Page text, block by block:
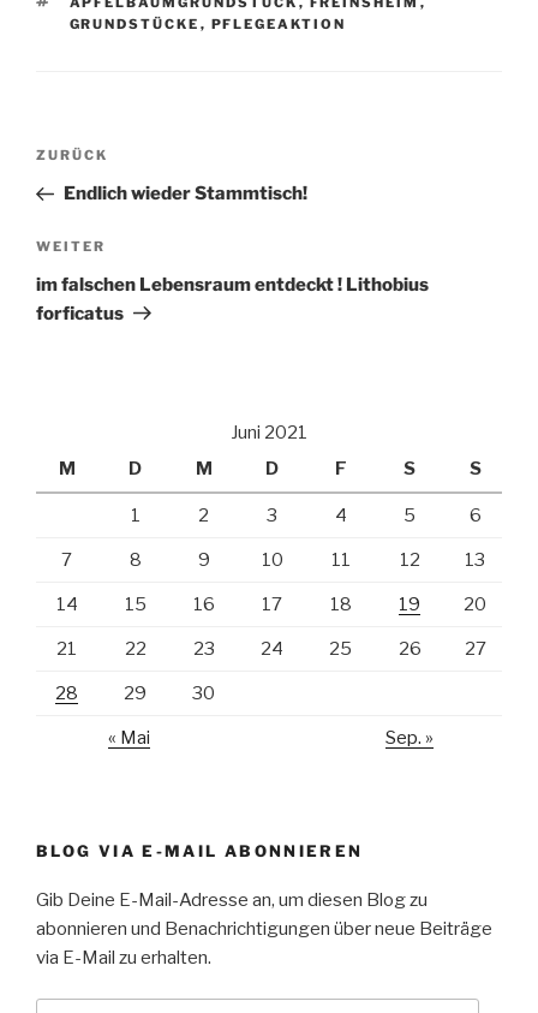
GRUNDSTÜCKE , PFLEGEAKTION
Beitragsnavigation
Vorheriger
Beitrag
ZURÜCK
Endlich wieder Stammtisch!
Nächster
Beitrag
WEITER
im falschen Lebensraum entdeckt ! Lithobius
forficatus
Juni 2021
M
D M D F S S
1 2 3 4 5 6
7 8 9 10 11 12 13
14 15 16 17 18 19 20
21 22 23 24 25 26 27
28 29 30
« Mai Sep. »
BLOG VIA E-MAIL ABONNIEREN
Gib Deine E-Mail-Adresse an, um diesen Blog zu
abonnieren und Benachrichtigungen über neue Beiträge
via E-Mail zu erhalten.